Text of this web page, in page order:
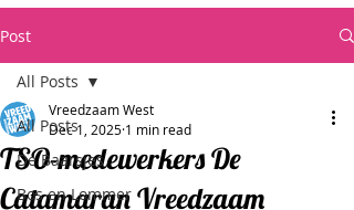
Post
All Posts
De Baarsjes
Bos en Lommer
All Posts
TSO-medewerkers De
Catamaran Vreedzaam
Vreedzaam West
Dec 1, 2025 1 min read